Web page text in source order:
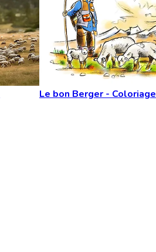
Le bon Berger - Coloriage